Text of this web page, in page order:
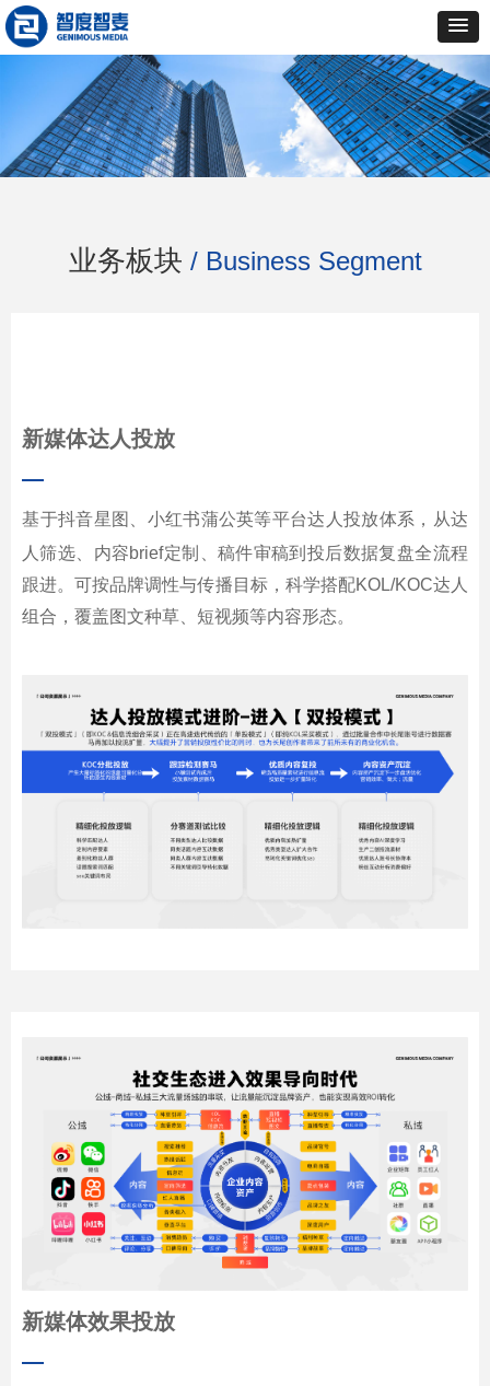
业务板块 / Business Segment
新媒体达人投放
—
基于抖音星图、小红书蒲公英等平台达人投放体系，从达
人筛选、内容brief定制、稿件审稿到投后数据复盘全流程
跟进。可按品牌调性与传播目标，科学搭配KOL/KOC达人
组合，覆盖图文种草、短视频等内容形态。
新媒体效果投放
—